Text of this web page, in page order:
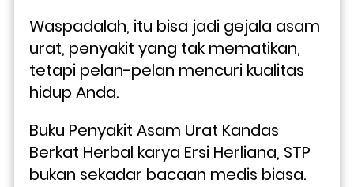
Waspadalah, itu bisa jadi gejala asam
urat, penyakit yang tak mematikan,
tetapi pelan-pelan mencuri kualitas
hidup Anda.
Buku Penyakit Asam Urat Kandas
Berkat Herbal karya Ersi Herliana, STP
bukan sekadar bacaan medis biasa.